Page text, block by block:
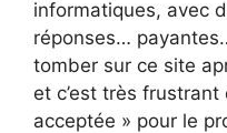
informatiques, avec
réponses…
tomber sur ce site
et c’est très
acceptée » pour le